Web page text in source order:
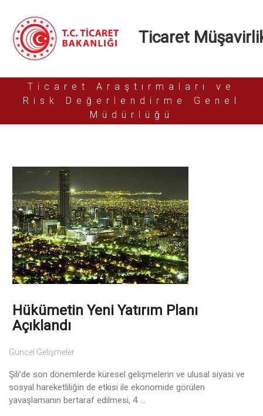
Ticaret
Ticaret Araştırmaları ve
Risk Değerlendirme Genel
Müdürlüğü
Hükümetin Yeni Yatırım Planı
Açıklandı
Güncel Gelişmeler
Şili’de son dönemlerde küresel gelişmelerin ve ulusal siyasi ve
sosyal hareketliliğin de etkisi ile ekonomide görülen
yavaşlamanın bertaraf edilmesi, 4 ...